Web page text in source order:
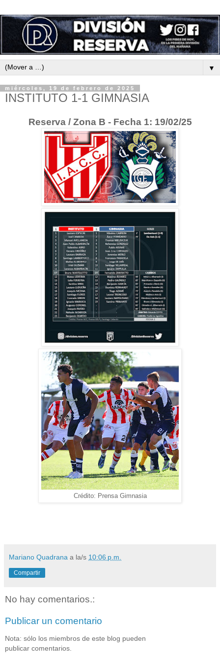
▼
miércoles, 19 de febrero de 2025
INSTITUTO 1-1 GIMNASIA
Reserva / Zona B - Fecha 1: 19/02/25
Crédito: Prensa Gimnasia
Mariano Quadrana a la/s 10:06 p.m.
Compartir
No hay comentarios.:
Publicar un comentario
Nota: sólo los miembros de este blog pueden
publicar comentarios.